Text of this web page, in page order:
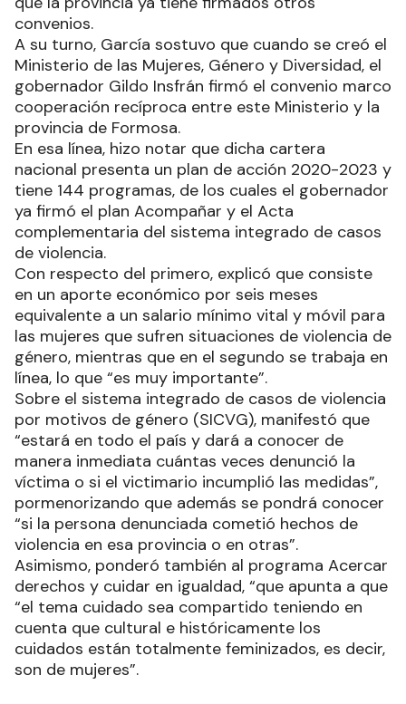
convenios.
A su turno, García sostuvo que cuando se creó el
Ministerio de las Mujeres, Género y Diversidad, el
gobernador Gildo Insfrán firmó el convenio marco
cooperación recíproca entre este Ministerio y la
provincia de Formosa.
En esa línea, hizo notar que dicha cartera
nacional presenta un plan de acción 2020-2023 y
tiene 144 programas, de los cuales el gobernador
ya firmó el plan Acompañar y el Acta
complementaria del sistema integrado de casos
de violencia.
Con respecto del primero, explicó que consiste
en un aporte económico por seis meses
equivalente a un salario mínimo vital y móvil para
las mujeres que sufren situaciones de violencia de
género, mientras que en el segundo se trabaja en
línea, lo que “es muy importante”.
Sobre el sistema integrado de casos de violencia
por motivos de género (SICVG), manifestó que
“estará en todo el país y dará a conocer de
manera inmediata cuántas veces denunció la
víctima o si el victimario incumplió las medidas”,
pormenorizando que además se pondrá conocer
“si la persona denunciada cometió hechos de
violencia en esa provincia o en otras”.
Asimismo, ponderó también al programa Acercar
derechos y cuidar en igualdad, “que apunta a que
“el tema cuidado sea compartido teniendo en
cuenta que cultural e históricamente los
cuidados están totalmente feminizados, es decir,
son de mujeres”.